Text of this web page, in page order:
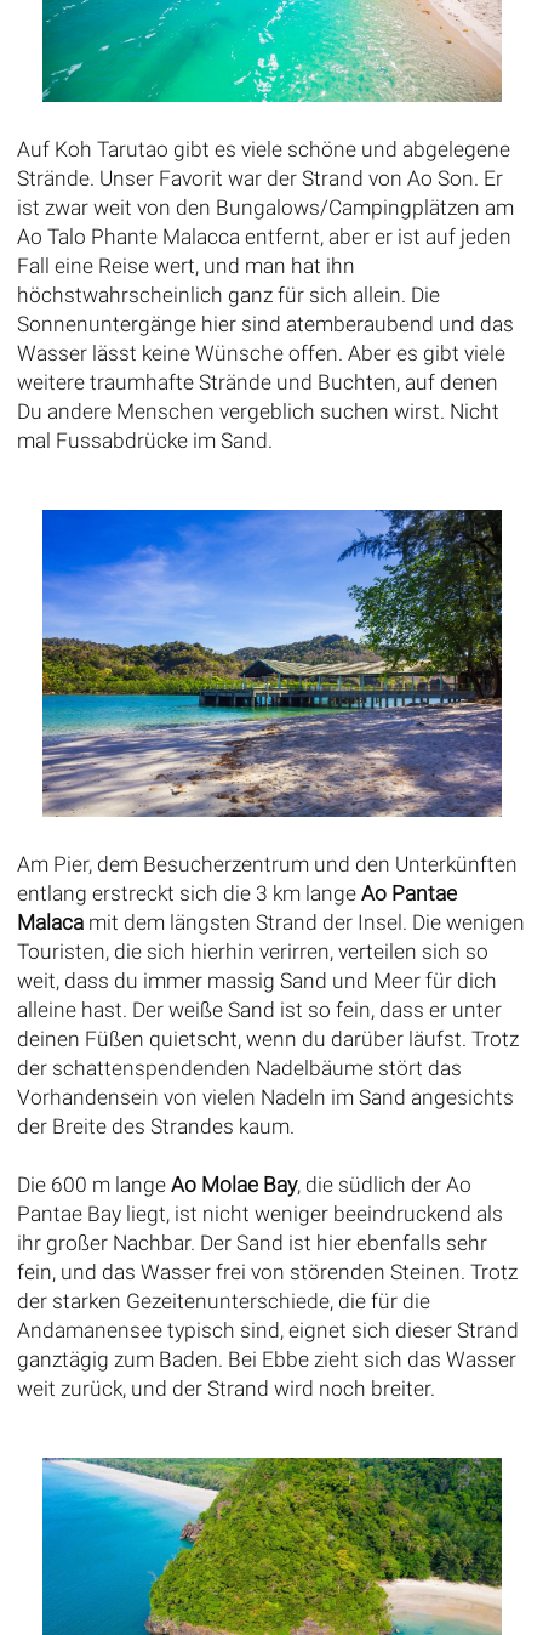
Auf Koh Tarutao gibt es viele schöne und abgelegene
Strände. Unser Favorit war der Strand von Ao Son. Er
ist zwar weit von den Bungalows/Campingplätzen am
Ao Talo Phante Malacca entfernt, aber er ist auf jeden
Fall eine Reise wert, und man hat ihn
höchstwahrscheinlich ganz für sich allein. Die
Sonnenuntergänge hier sind atemberaubend und das
Wasser lässt keine Wünsche offen. Aber es gibt viele
weitere traumhafte Strände und Buchten, auf denen
Du andere Menschen vergeblich suchen wirst. Nicht
mal Fussabdrücke im Sand.
Am Pier, dem Besucherzentrum und den Unterkünften
entlang erstreckt sich die 3 km lange Ao Pantae
Malacamit dem längsten Strand der Insel. Die wenigen
Touristen, die sich hierhin verirren, verteilen sich so
weit, dass du immer massig Sand und Meer für dich
alleine hast. Der weiße Sand ist so fein, dass er unter
deinen Füßen quietscht, wenn du darüber läufst. Trotz
der schattenspendenden Nadelbäume stört das
Vorhandensein von vielen Nadeln im Sand angesichts
der Breite des Strandes kaum.
Die 600 m lange Ao Molae Bay, die südlich der Ao
Pantae Bay liegt, ist nicht weniger beeindruckend als
ihr großer Nachbar. Der Sand ist hier ebenfalls sehr
fein, und das Wasser frei von störenden Steinen. Trotz
der starken Gezeitenunterschiede, die für die
Andamanensee typisch sind, eignet sich dieser Strand
ganztägig zum Baden. Bei Ebbe zieht sich das Wasser
weit zurück, und der Strand wird noch breiter.